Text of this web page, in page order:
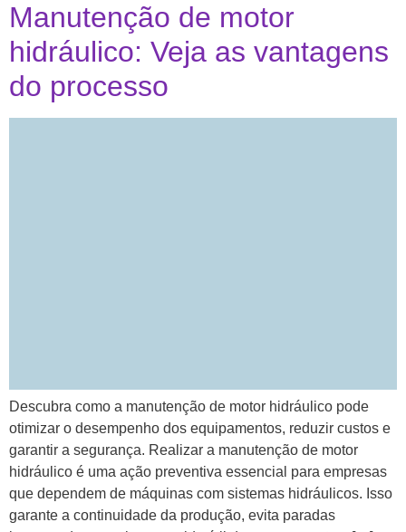
Manutenção de motor
hidráulico: Veja as vantagens
do processo
Descubra como a manutenção de motor hidráulico pode
otimizar o desempenho dos equipamentos, reduzir custos e
garantir a segurança. Realizar a manutenção de motor
hidráulico é uma ação preventiva essencial para empresas
que dependem de máquinas com sistemas hidráulicos. Isso
garante a continuidade da produção, evita paradas